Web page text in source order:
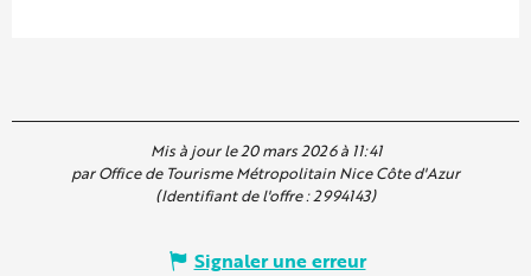
Mis à jour le 20 mars 2026 à 11:41
par Office de Tourisme Métropolitain Nice Côte d'Azur
(Identifiant de l'offre :2994143)
Signaler une erreur